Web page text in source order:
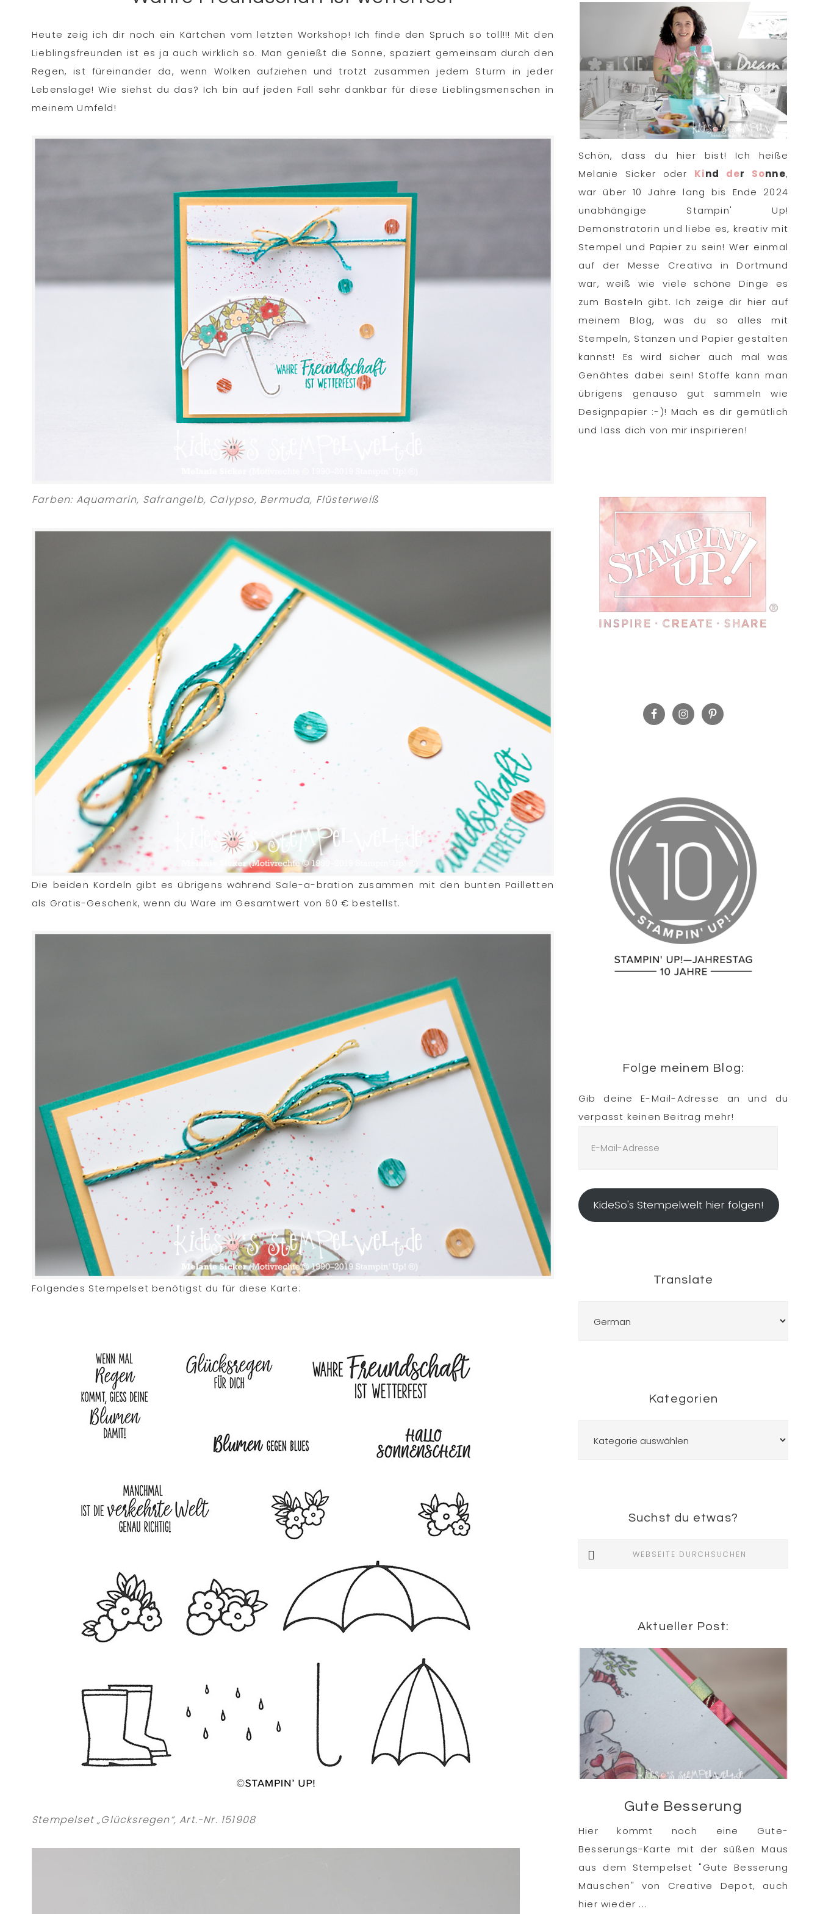
Heute zeig ich dir noch ein Kärtchen vom letzten Workshop! Ich finde den Spruch so toll!!! Mit den
Lieblingsfreunden ist es ja auch wirklich so. Man genießt die Sonne, spaziert gemeinsam durch den
Regen, ist füreinander da, wenn Wolken aufziehen und trotzt zusammen jedem Sturm in jeder
Lebenslage! Wie siehst du das? Ich bin auf jeden Fall sehr dankbar für diese Lieblingsmenschen in
meinem Umfeld!
Farben: Aquamarin, Safrangelb, Calypso, Bermuda, Flüsterweiß
Die beiden Kordeln gibt es übrigens während Sale-a-bration zusammen mit den bunten Pailletten
als Gratis-Geschenk, wenn du Ware im Gesamtwert von 60 € bestellst.
Folgendes Stempelset benötigst du für diese Karte:
Stempelset „Glücksregen“, Art.-Nr. 151908
Schön, dass du hier bist! Ich heiße
Melanie Sicker oder Kind der Sonne,
war über 10 Jahre lang bis Ende 2024
unabhängige Stampin' Up!
Demonstratorin und liebe es, kreativ mit
Stempel und Papier zu sein! Wer einmal
auf der Messe Creativa in Dortmund
war, weiß wie viele schöne Dinge es
zum Basteln gibt. Ich zeige dir hier auf
meinem Blog, was du so alles mit
Stempeln, Stanzen und Papier gestalten
kannst! Es wird sicher auch mal was
Genähtes dabei sein! Stoffe kann man
übrigens genauso gut sammeln wie
Designpapier :-)! Mach es dir gemütlich
und lass dich von mir inspirieren!
Folge meinem Blog:
Gib deine E-Mail-Adresse an und du
verpasst keinen Beitrag mehr!
Mail-
KideSo's Stempelwelt hier folgen!
Translate
Kategorien
Suchst du etwas?
Aktueller Post:
Gute Besserung
Hier kommt noch eine Gute-
Besserungs-Karte mit der süßen Maus
aus dem Stempelset "Gute Besserung
Mäuschen" von Creative Depot, auch
hier wieder ...